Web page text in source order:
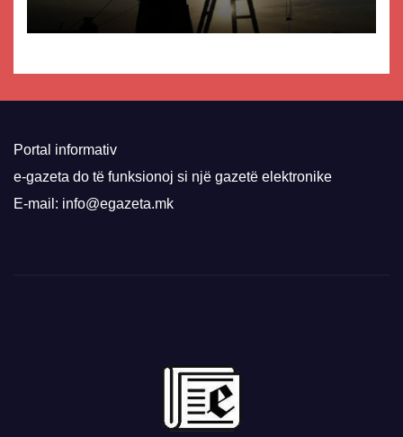
Portal informativ
e-gazeta do të funksionoj si një gazetë elektronike
E-mail: info@egazeta.mk